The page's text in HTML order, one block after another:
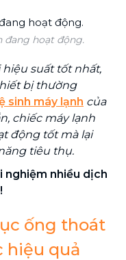
đang hoạt động.
suất tốt nhất,
bị thường
sinh máy lạnh của
chiếc máy lạnh
động tốt mà lại
tiêu thụ.
nghiệm nhiều dịch
ống thoát
hiệu quả